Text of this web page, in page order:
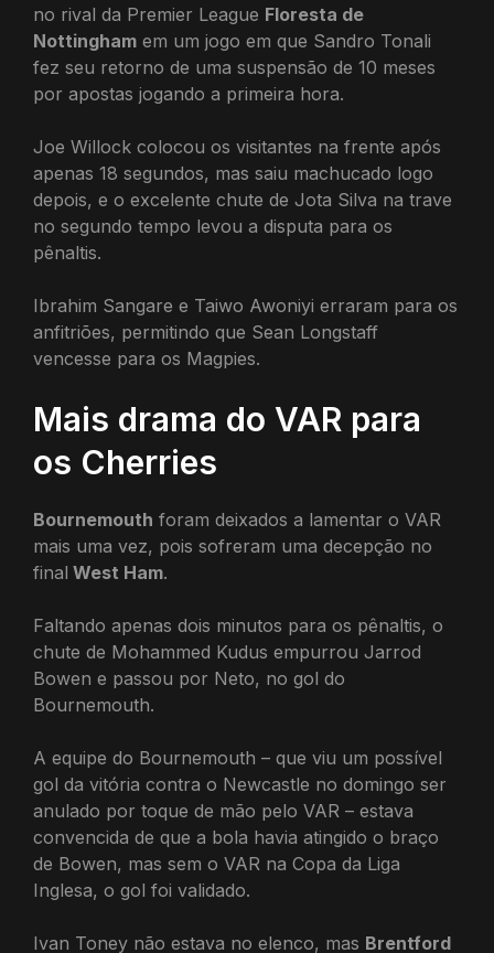
no rival da Premier League Floresta de
Nottingham em um jogo em que Sandro Tonali
fez seu retorno de uma suspensão de 10 meses
por apostas jogando a primeira hora.
Joe Willock colocou os visitantes na frente após
apenas 18 segundos, mas saiu machucado logo
depois, e o excelente chute de Jota Silva na trave
no segundo tempo levou a disputa para os
pênaltis.
Ibrahim Sangare e Taiwo Awoniyi erraram para os
anfitriões, permitindo que Sean Longstaff
vencesse para os Magpies.
Mais drama do VAR para
os Cherries
Bournemouth foram deixados a lamentar o VAR
mais uma vez, pois sofreram uma decepção no
final West Ham.
Faltando apenas dois minutos para os pênaltis, o
chute de Mohammed Kudus empurrou Jarrod
Bowen e passou por Neto, no gol do
Bournemouth.
A equipe do Bournemouth – que viu um possível
gol da vitória contra o Newcastle no domingo ser
anulado por toque de mão pelo VAR – estava
convencida de que a bola havia atingido o braço
de Bowen, mas sem o VAR na Copa da Liga
Inglesa, o gol foi validado.
Ivan Toney não estava no elenco, mas Brentford